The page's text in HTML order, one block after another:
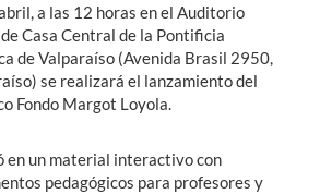
a las 12 horas en el Auditorio
Casa Central de la Pontificia
de Valparaíso (Avenida Brasil 2950,
se realizará el lanzamiento del
Fondo Margot Loyola.
en un material interactivo con
pedagógicos para profesores y